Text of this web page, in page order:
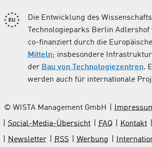
Die Entwicklung des
Technologieparks Berlin
co-finanziert durch die
Mitteln; insbesondere
der Bau von Technologiezentren.
werden auch für internationale
© WISTA Management GmbH
Social-Media-Übersicht
FAQ Kontakt
Newsletter
RSS Werbung